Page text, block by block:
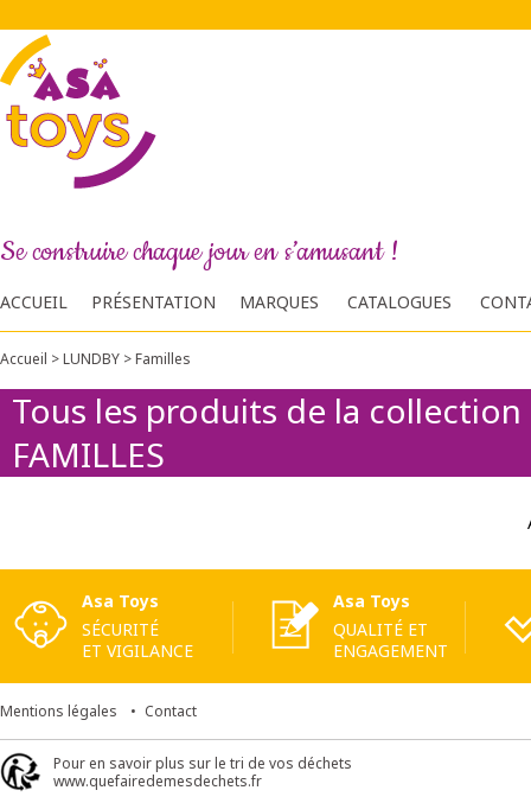
Se construire chaque jour en s’amusant !
ACCUEIL PRÉSENTATION MARQUES CATALOGUES
Accueil >LUNDBY >Familles
Tous les produits de la collection
FAMILLES
Asa Toys
SÉCURITÉ
ET VIGILANCE
Asa Toys
QUALITÉ ET
ENGAGEMENT
Mentions légales Contact
Pour en savoir plus sur le tri de vos déchets
www.quefairedemesdechets.fr